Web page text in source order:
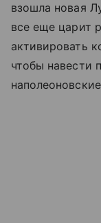
взошла новая
все еще царит
активировать
чтобы навести